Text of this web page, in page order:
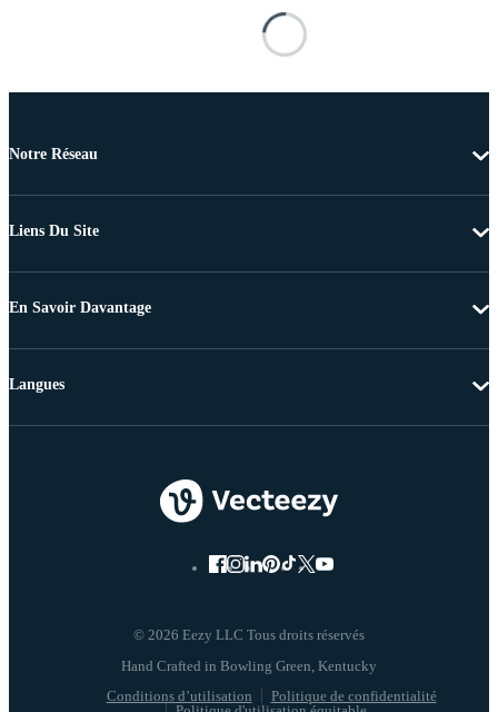
Notre Réseau
Liens Du Site
En Savoir Davantage
© 2026 Eezy LLC Tous droits réservés
Conditions d’utilisation
Politique de confidentialité
Langues